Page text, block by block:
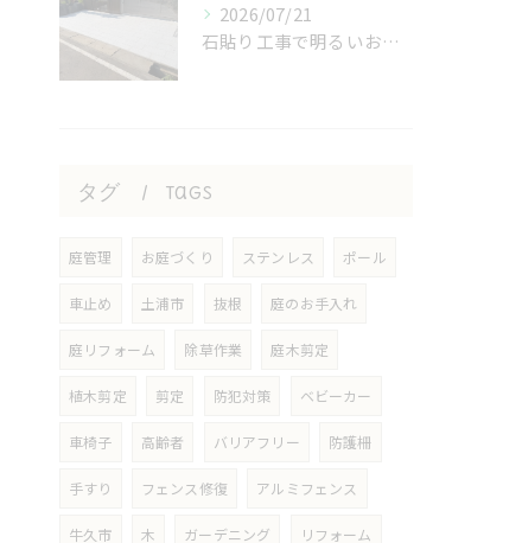
2026/07/21
石貼り工事で明るいおうち！
タグ Tags
庭管理 お庭づくり ステンレス ポール
車止め 土浦市 抜根 庭のお手入れ
庭リフォーム 除草作業 庭木剪定
植木剪定 剪定 防犯対策 ベビーカー
車椅子 高齢者 バリアフリー 防護柵
手すり フェンス修復 アルミフェンス
牛久市 木 ガーデニング リフォーム